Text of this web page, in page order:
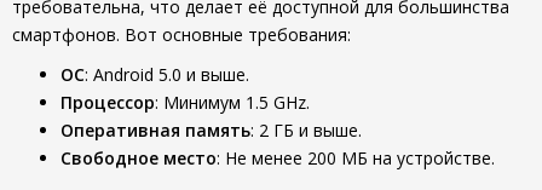
требовательна, что делает её доступной для большинства
смартфонов. Вот основные требования:
ОС: Android 5.0 и выше.
Процессор: Минимум 1.5 GHz.
Оперативная память: 2 ГБ и выше.
Свободное место: Не менее 200 МБ на устройстве.